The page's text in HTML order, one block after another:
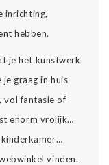
inrichting,
hebben.
je het kunstwerk
graag in huis
vol fantasie of
enorm vrolijk…
kinderkamer…
vinden.